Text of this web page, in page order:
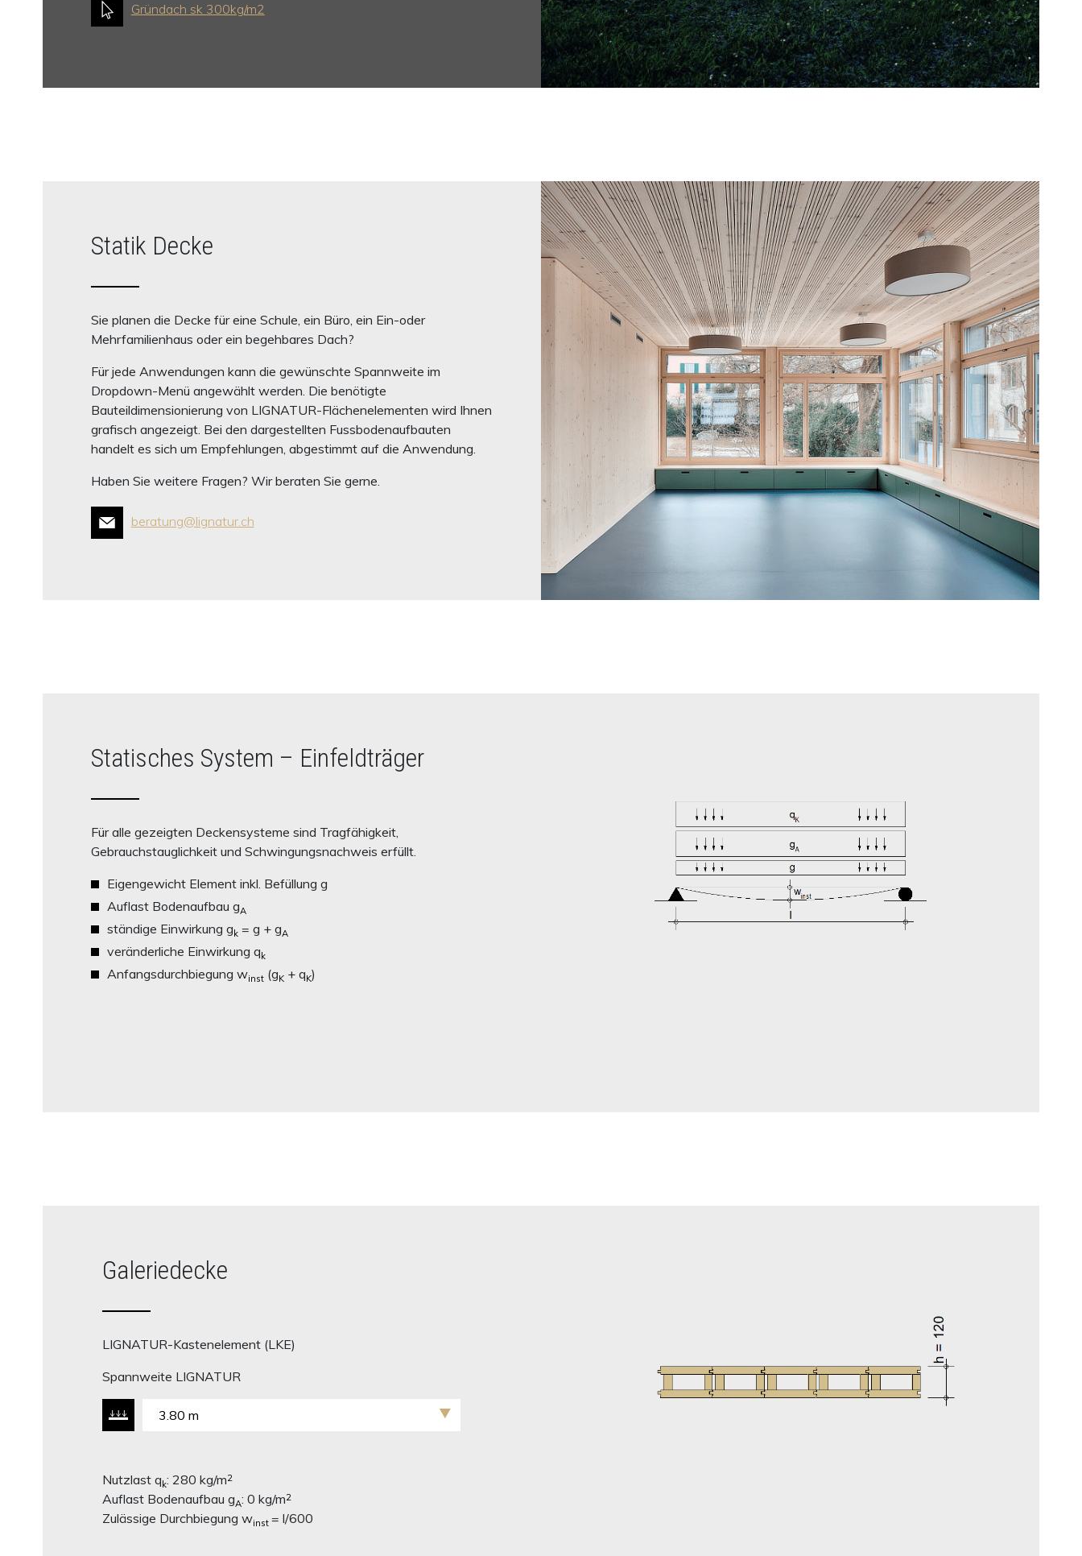
Gründach sk 300kg/m2
Statik Decke
Sie planen die Decke für eine Schule, ein Büro, ein Ein-oder
Mehrfamilienhaus oder ein begehbares Dach?
Für jede Anwendungen kann die gewünschte Spannweite im
Dropdown-Menü angewählt werden. Die benötigte
Bauteildimensionierung von LIGNATUR-Flächenelementen wird Ihnen
grafisch angezeigt. Bei den dargestellten Fussbodenaufbauten
handelt es sich um Empfehlungen, abgestimmt auf die Anwendung.
Haben Sie weitere Fragen? Wir beraten Sie gerne.
beratung@lignatur.ch
Statisches System – Einfeldträger
Für alle gezeigten Deckensysteme sind Tragfähigkeit,
Gebrauchstauglichkeit und Schwingungsnachweis erfüllt.
Eigengewicht Element inkl. Befüllung g
Auflast Bodenaufbau gA
ständige Einwirkung g k= g + gA
veränderliche Einwirkung q k
Anfangsdurchbiegung winst(gK+ qK)
Galeriedecke
LIGNATUR-Kastenelement (LKE)
Spannweite LIGNATUR
3.80 m
Nutzlast q k: 280 kg/m2
Auflast Bodenaufbau gA: 0 kg/m2
Zulässige Durchbiegung winst = l/600